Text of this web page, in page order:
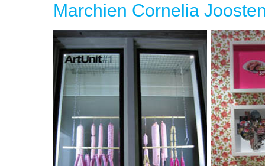
Marchien Cornelia